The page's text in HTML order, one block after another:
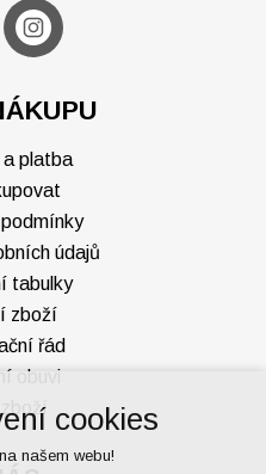
a platba
údajů
tabulky
zboží
řád
obuvi
zboží cookies
našem webu!